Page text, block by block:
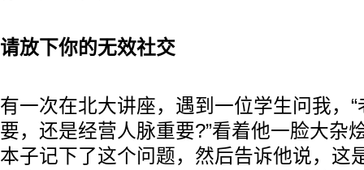
请放下你的无效社交
有一次在北大讲座，遇到一位学生问我，
要，还是经营人脉重要?”看着他一脸大杂
本子记下了这个问题，然后告诉他说，这